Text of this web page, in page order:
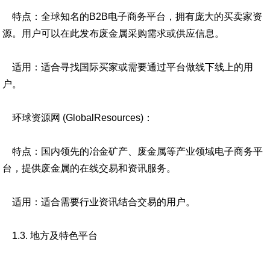
特点：全球知名的B2B电子商务平台，拥有庞大的买卖家资
源。用户可以在此发布废金属采购需求或供应信息。
适用：适合寻找国际买家或需要通过平台做线下线上的用
户。
环球资源网 (GlobalResources)：
特点：国内领先的冶金矿产、废金属等产业领域电子商务平
台，提供废金属的在线交易和资讯服务。
适用：适合需要行业资讯结合交易的用户。
1.3. 地方及特色平台